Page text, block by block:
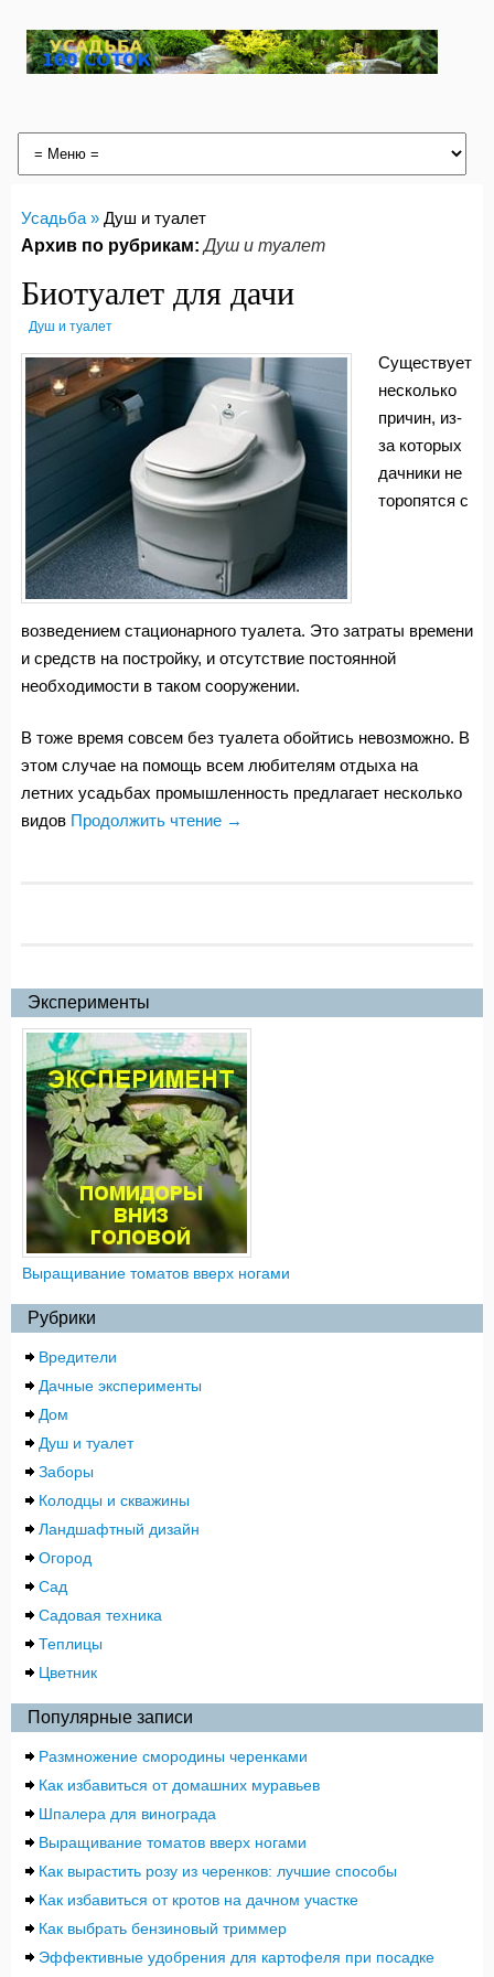
Усадьба » Душ и туалет
Архив по рубрикам:Душ и туалет
Биотуалет для дачи
Душ и туалет
Существует
несколько
причин, из-
за которых
дачники не
торопятся с
возведением стационарного туалета. Это затраты времени
и средств на постройку, и отсутствие постоянной
необходимости в таком сооружении.
В тоже время совсем без туалета обойтись невозможно. В
этом случае на помощь всем любителям отдыха на
летних усадьбах промышленность предлагает несколько
видов Продолжить чтение →
Эксперименты
Выращивание томатов вверх ногами
Рубрики
Вредители
Дачные эксперименты
Дом
Душ и туалет
Заборы
Колодцы и скважины
Ландшафтный дизайн
Огород
Сад
Садовая техника
Теплицы
Цветник
Популярные записи
Размножение смородины черенками
Как избавиться от домашних муравьев
Шпалера для винограда
Выращивание томатов вверх ногами
Как вырастить розу из черенков: лучшие способы
Как избавиться от кротов на дачном участке
Как выбрать бензиновый триммер
Эффективные удобрения для картофеля при посадке